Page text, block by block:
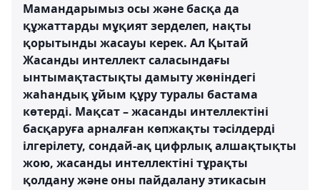
Мамандарымыз осы және басқа да
құжаттарды мұқият зерделеп, нақты
қорытынды жасауы керек. Ал Қытай
Жасанды интеллект саласындағы
ынтымақтастықты дамыту жөніндегі
жаһандық ұйым құру туралы бастама
көтерді. Мақсат – жасанды интеллектіні
басқаруға арналған көпжақты тәсілдерді
ілгерілету, сондай-ақ цифрлық алшақтықты
жою, жасанды интеллектіні тұрақты
қолдану және оны пайдалану этикасын